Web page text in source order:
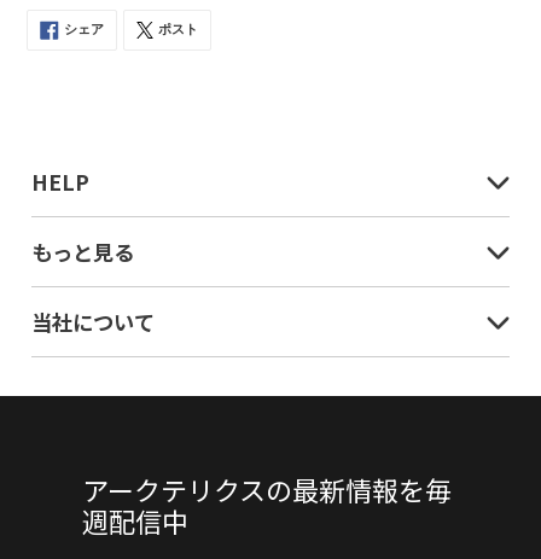
シェア
FACEBOOK
ポスト
TWITTER
HELP
もっと見る
当社について
アークテリクスの最新情報を毎
週配信中